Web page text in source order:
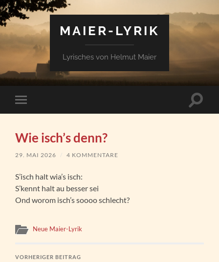
MAIER-LYRIK
Lyrisches von Helmut Maier
Mobile-
Menü
Wie isch’s denn?
29. MAI 2026 / 4 KOMMENTARE
S’isch halt wia’s isch:
S’kennt halt au besser sei
Ond worom isch’s soooo schlecht?
Neue Maier-Lyrik
VORHERIGER BEITRAG